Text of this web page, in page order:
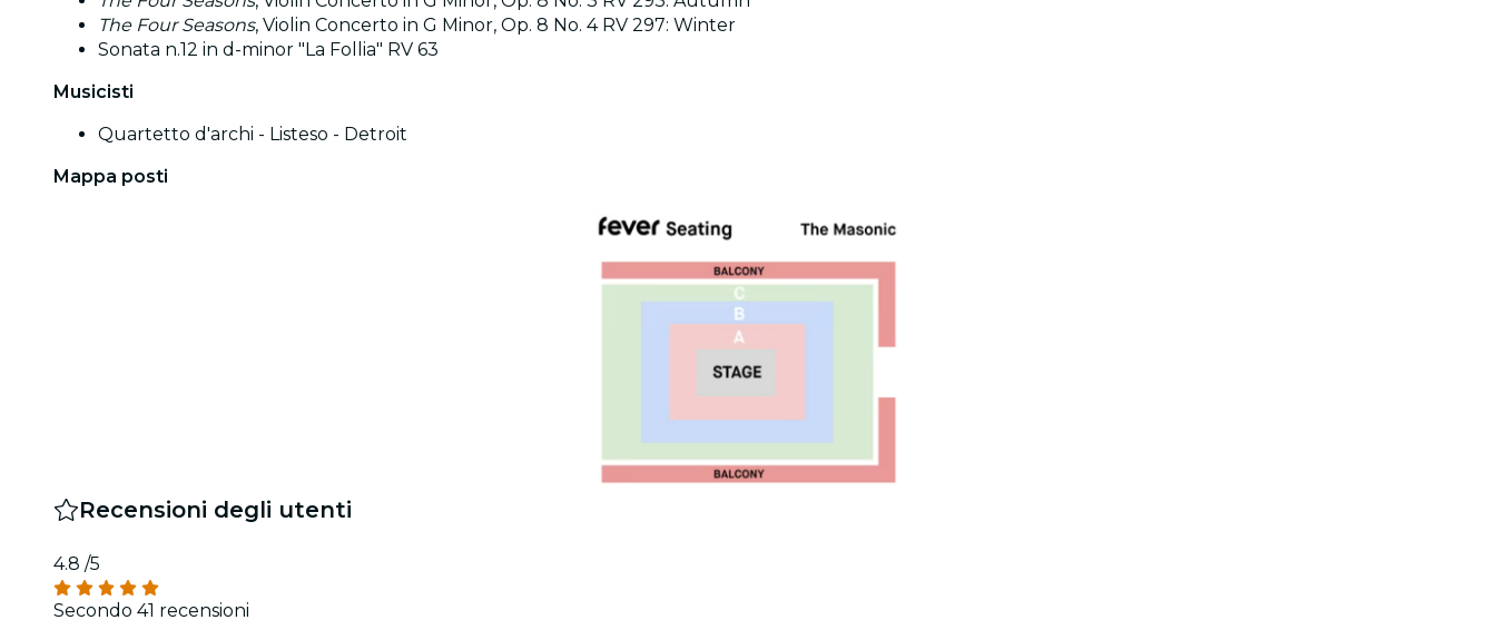
The Four Seasons, Violin Concerto in G Minor, Op. 8 No. 4 RV 297: Winter
Sonata n.12 in d-minor "La Follia" RV 63
Musicisti
Quartetto d'archi - Listeso - Detroit
Mappa posti
Recensioni degli utenti
4.8 /5
Secondo 41 recensioni